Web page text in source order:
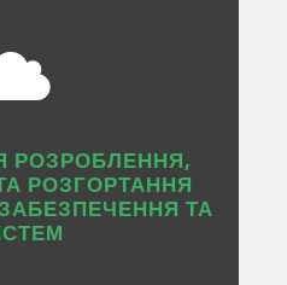
РОЗРОБЛЕННЯ,
РОЗГОРТАННЯ
ТА